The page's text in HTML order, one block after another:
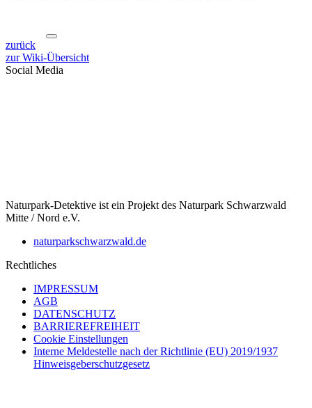
zurück
zur Wiki-Übersicht
Social Media
Naturpark-Detektive ist ein Projekt des Naturpark Schwarzwald
Mitte / Nord e.V.
naturparkschwarzwald.de
Rechtliches
IMPRESSUM
AGB
DATENSCHUTZ
BARRIEREFREIHEIT
Cookie Einstellungen
Interne Meldestelle nach der Richtlinie (EU) 2019/1937
Hinweisgeberschutzgesetz